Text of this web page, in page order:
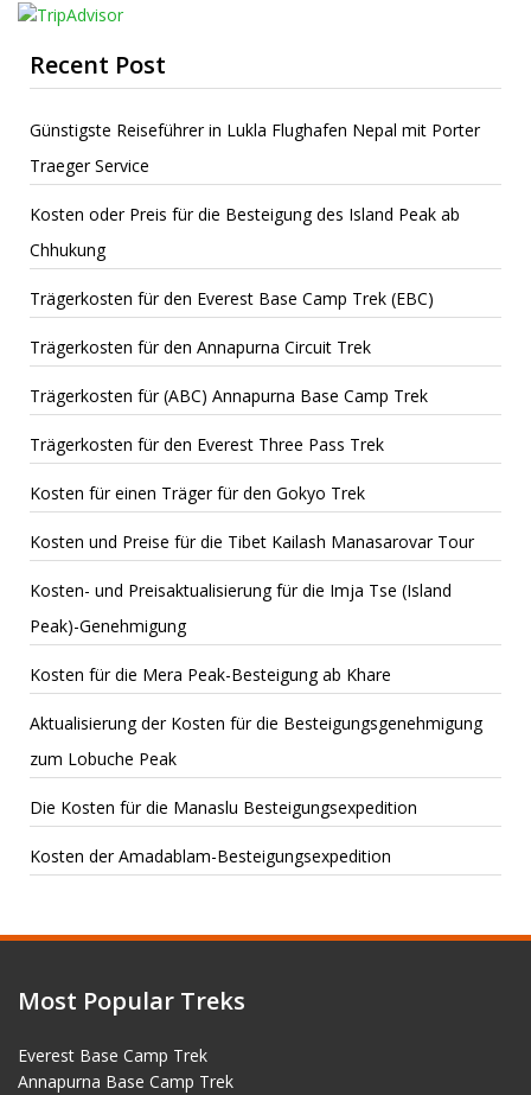
Recent Post
Günstigste Reiseführer in Lukla Flughafen Nepal mit Porter
Traeger Service
Kosten oder Preis für die Besteigung des Island Peak ab
Chhukung
Trägerkosten für den Everest Base Camp Trek (EBC)
Trägerkosten für den Annapurna Circuit Trek
Trägerkosten für (ABC) Annapurna Base Camp Trek
Trägerkosten für den Everest Three Pass Trek
Kosten für einen Träger für den Gokyo Trek
Kosten und Preise für die Tibet Kailash Manasarovar Tour
Kosten- und Preisaktualisierung für die Imja Tse (Island
Peak)-Genehmigung
Kosten für die Mera Peak-Besteigung ab Khare
Aktualisierung der Kosten für die Besteigungsgenehmigung
zum Lobuche Peak
Die Kosten für die Manaslu Besteigungsexpedition
Kosten der Amadablam-Besteigungsexpedition
Most Popular Treks
Everest Base Camp Trek
Annapurna Base Camp Trek